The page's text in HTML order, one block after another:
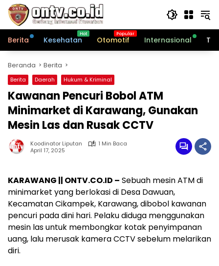
Langsung
konten
Berita
Kesehatan Otomotif Internasional
Beranda Berita
Berita Daerah Hukum & Kriminal
Kawanan Pencuri Bobol ATM
Minimarket di Karawang, Gunakan
Mesin Las dan Rusak CCTV
Koodinator Liputan
1 Min Baca
April 17, 2025
KARAWANG || ONTV.CO.ID – Sebuah mesin ATM di
minimarket yang berlokasi di Desa Dawuan,
Kecamatan Cikampek, Karawang, dibobol kawanan
pencuri pada dini hari. Pelaku diduga menggunakan
mesin las untuk membongkar kotak penyimpanan
uang, lalu merusak kamera CCTV sebelum melarikan
diri.